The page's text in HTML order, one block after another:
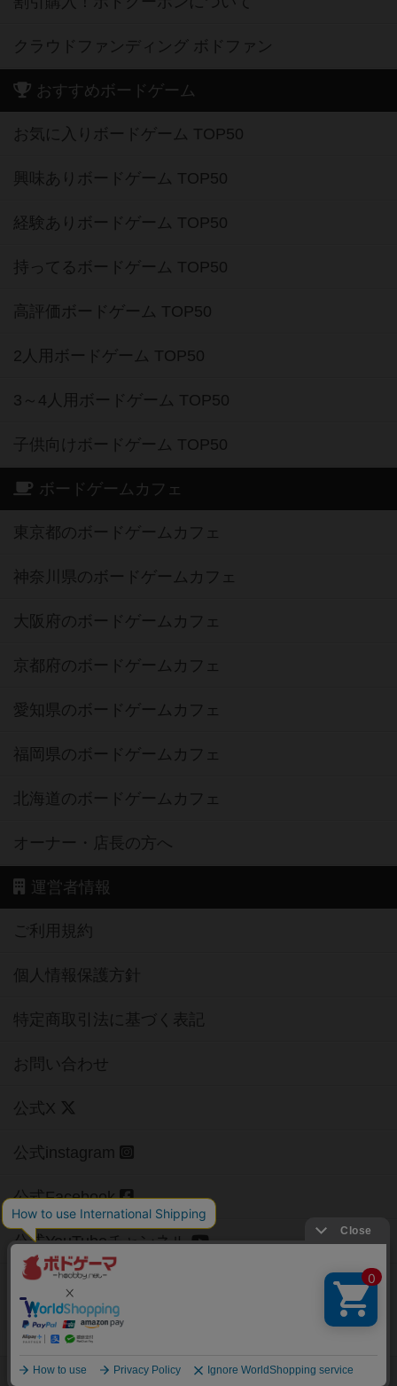
クラウドファンディング ボドファン
おすすめボードゲーム
お気に入りボードゲーム TOP50
興味ありボードゲーム TOP50
経験ありボードゲーム TOP50
持ってるボードゲーム TOP50
高評価ボードゲーム TOP50
2人用ボードゲーム TOP50
3～4人用ボードゲーム TOP50
子供向けボードゲーム TOP50
ボードゲームカフェ
東京都のボードゲームカフェ
神奈川県のボードゲームカフェ
大阪府のボードゲームカフェ
京都府のボードゲームカフェ
愛知県のボードゲームカフェ
福岡県のボードゲームカフェ
北海道のボードゲームカフェ
オーナー・店長の方へ
運営者情報
ご利用規約
個人情報保護方針
特定商取引法に基づく表記
お問い合わせ
公式X
公式instagram
公式Facebook
公式YouTubeチャンネル